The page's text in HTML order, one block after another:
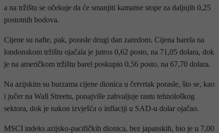
a na tržištu se očekuje da će smanjiti kamatne stope za daljnjih 0,25
postotnih bodova.
Cijene su nafte, pak, porasle drugi dan zaredom. Cijena barela na
londonskom tržištu ojačala je jutros 0,62 posto, na 71,05 dolara, dok
je na američkom tržištu barel poskupio 0,56 posto, na 67,70 dolara.
Na azijskim su burzama cijene dionica u četvrtak porasle, što se, kao
i jučer na Wall Streetu, ponajviše zahvaljuje rastu tehnološkog
sektora, dok je nakon izvješća o inflaciji u SAD-u dolar ojačao.
MSCI indeks azijsko-pacifičkih dionica, bez japanskih, bio je u 7,00